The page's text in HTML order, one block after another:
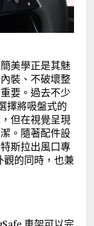
美學正是其魅
裝、不破壞整
要。過去不少
擇將吸盤式的
但在視覺呈現
。隨著配件設
斯拉出風口專
觀的同時，也兼